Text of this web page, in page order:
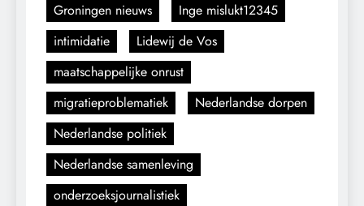
Groningen nieuws
Inge mislukt12345
intimidatie
Lidewij de Vos
maatschappelijke onrust
migratieproblematiek
Nederlandse dorpen
Nederlandse politiek
Nederlandse samenleving
onderzoeksjournalistiek